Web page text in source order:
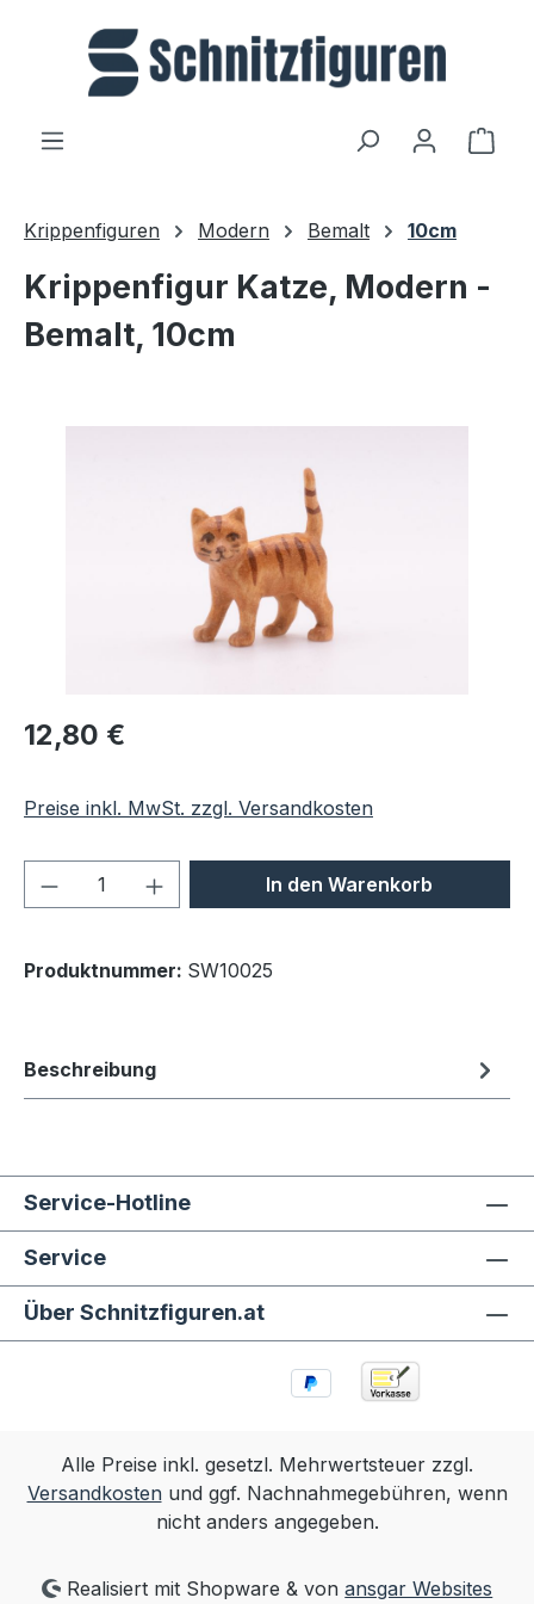
Zum Hauptinhalt springen
Krippenfiguren Modern Bemalt 10cm
Krippenfigur Katze, Modern -
Bemalt, 10cm
Regulärer Preis:
12,80 €
Preise inkl. MwSt. zzgl. Versandkosten
Produkt Anzahl: Gib denIn den Warenkorb
Produktnummer: SW10025
Beschreibung
Service-Hotline
Service
Über Schnitzfiguren.at
Alle Preise inkl. gesetzl. Mehrwertsteuer zzgl.
Versandkostenund ggf. Nachnahmegebühren, wenn
nicht anders angegeben.
Realisiert mit Shopware & vonansgar Websites